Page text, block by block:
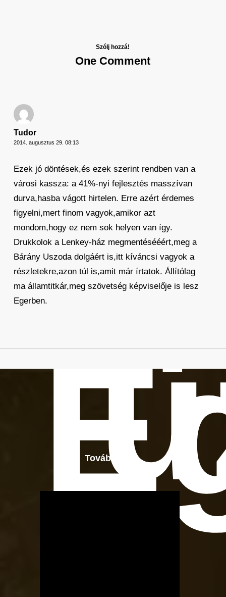
Szólj hozzá!
One Comment
Tudor
2014. augusztus 29. 08:13
Ezek jó döntések,és ezek szerint rendben van a
városi kassza: a 41%-nyi fejlesztés masszívan
durva,hasba vágott hirtelen. Erre azért érdemes
figyelni,mert finom vagyok,amikor azt
mondom,hogy ez nem sok helyen van így.
Drukkolok a Lenkey-ház megmentésééért,meg a
Bárány Uszoda dolgáért is,itt kíváncsi vagyok a
részletekre,azon túl is,amit már írtatok. Állítólag
ma államtitkár,meg szövetség képviselője is lesz
Egerben.
Tovább